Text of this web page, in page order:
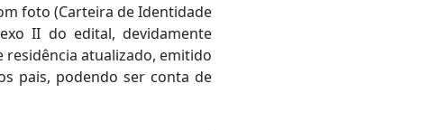
foto (Carteira de Identidade
II do edital, devidamente
atualizado, emitido
pais, podendo ser conta de